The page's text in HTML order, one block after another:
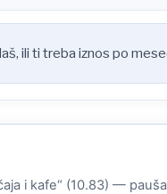
ili ti treba iznos po
i kafe“ (10.83) —